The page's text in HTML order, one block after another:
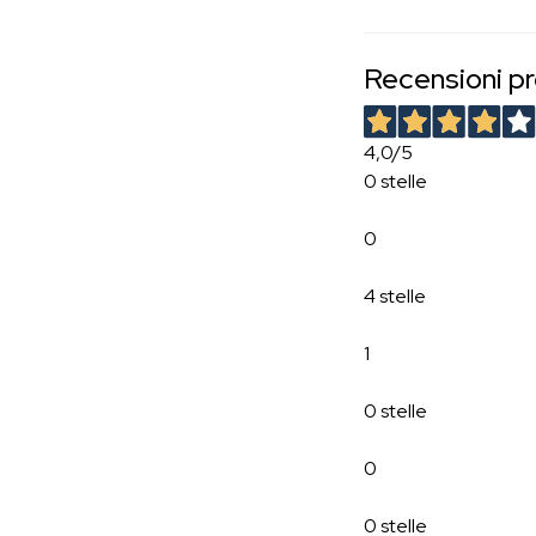
Recensioni
4,0/5
0 stelle
0
4 stelle
1
0 stelle
0
0 stelle